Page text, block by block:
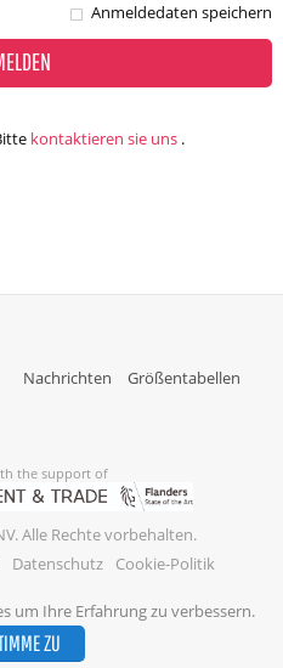
um Ihre Erfahrung zu verbessern.
ZU
Anmeldedaten speichern
kontaktieren sie uns .
Nachrichten Größentabellen
the support of
Alle Rechte vorbehalten.
Datenschutz Cookie-Politik